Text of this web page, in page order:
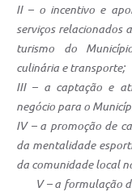
II – o incentivo e
serviços relacionados
turismo do
culinária e transporte;
III – a captação e
negócio para o
IV – a promoção de
da mentalidade
da comunidade local
V – a formulação de